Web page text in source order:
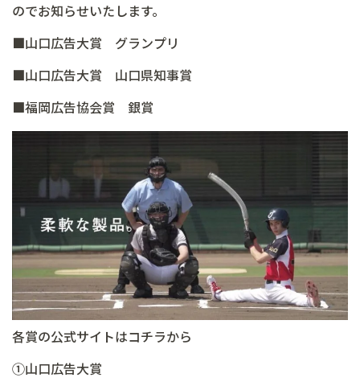
のでお知らせいたします。
■山口広告大賞 グランプリ
■山口広告大賞 山口県知事賞
■福岡広告協会賞 銀賞
各賞の公式サイトはコチラから
①山口広告大賞